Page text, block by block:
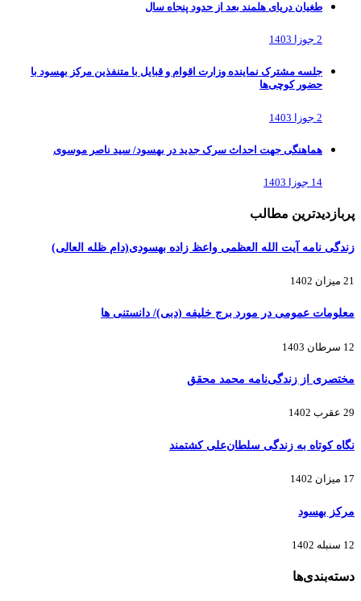
طغیان دریای هلمند بعد از حدود پنجاه سال
2 جوزا 1403
جلسه مشترک نماینده وزارت اقوام و قبایل با متنفذین مرکز بهسود با
حضور کوچی‌ها
2 جوزا 1403
هماهنگی جهت احداث سرک جدید در بهسود/ سید ناصر موسوی
14 جوزا 1403
پربازدیدترین مطالب
زندگی نامه آیت الله العظمی واعظ زاده بهسودی(دام ظله العالی)
21 میزان 1402
معلومات عمومی در مورد برج خلیفه (دبی)/ دانستنی ها
12 سرطان 1403
مختصری از زندگی‌نامه محمد محقق
29 عقرب 1402
نگاه کوتاه به زندگی سلطان‌علی کشتمند
17 میزان 1402
مرکز بهسود
12 سنبله 1402
دسته‌بندی‌ها